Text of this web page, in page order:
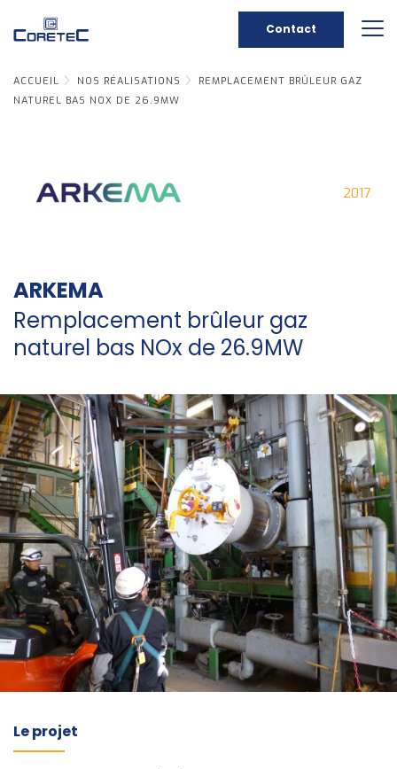
Contact
ACCUEIL NOS RÉALISATIONS
REMPLACEMENT BRÛLEUR GAZ
NATUREL BAS NOX DE 26.9MW
2017
ARKEMA
Remplacement brûleur gaz
naturel bas NOx de 26.9MW
Le projet